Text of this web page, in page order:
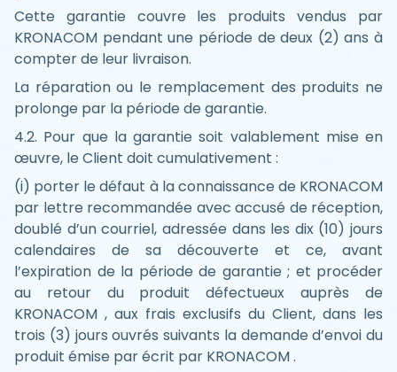
Cette garantie couvre les produits vendus par
KRONACOM pendant une période de deux (2) ans à
compter de leur livraison.
La réparation ou le remplacement des produits ne
prolonge par la période de garantie.
4.2. Pour que la garantie soit valablement mise en
œuvre, le Client doit cumulativement :
(i) porter le défaut à la connaissance de KRONACOM
par lettre recommandée avec accusé de réception,
doublé d’un courriel, adressée dans les dix (10) jours
calendaires de sa découverte et ce, avant
l’expiration de la période de garantie ; et procéder
au retour du produit défectueux auprès de
KRONACOM , aux frais exclusifs du Client, dans les
trois (3) jours ouvrés suivants la demande d’envoi du
produit émise par écrit par KRONACOM .